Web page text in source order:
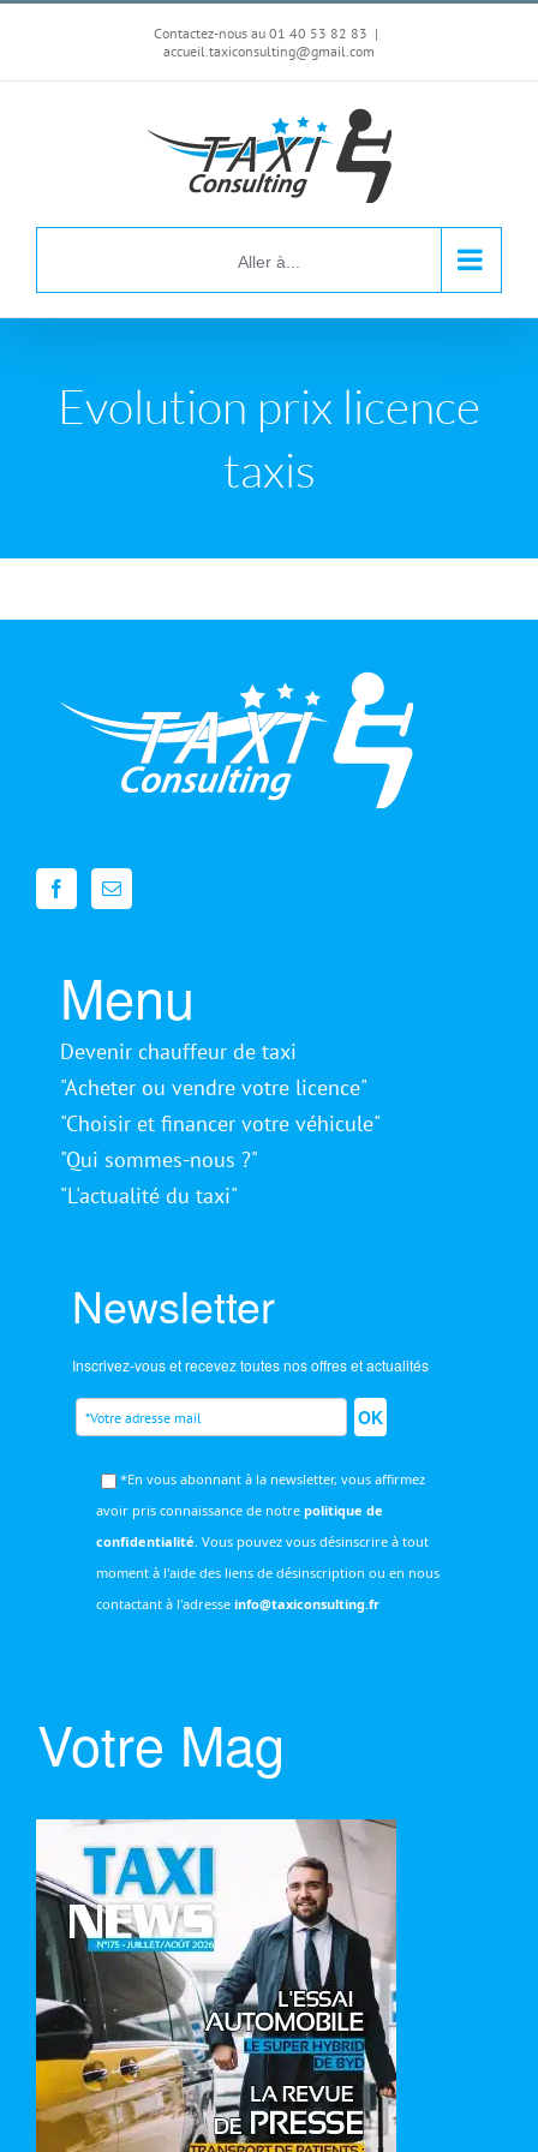
contenu
Contactez-nous au 01 40 53 82 83 |
accueil.taxiconsulting@gmail.com
Aller à...
Evolution prix licence
taxis
Menu
Devenir chauffeur de taxi
"Acheter ou vendre votre licence"
"Choisir et financer votre véhicule"
"Qui sommes-nous ?"
"L'actualité du taxi"
Newsletter
Inscrivez-vous et recevez toutes nos offres et actualités
OK
*En vous abonnant à la newsletter, vous affirmez
avoir pris connaissance de notre politique de
confidentialité. Vous pouvez vous désinscrire à tout
moment à l'aide des liens de désinscription ou en nous
contactant à l'adresse info@taxiconsulting.fr
Votre Mag